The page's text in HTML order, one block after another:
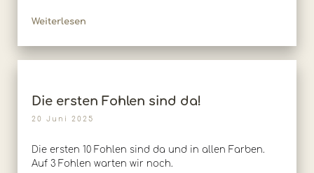
Weiterlesen
Die ersten Fohlen sind da!
20 Juni 2025
Die ersten 10 Fohlen sind da und in allen Farben.
Auf 3 Fohlen warten wir noch.